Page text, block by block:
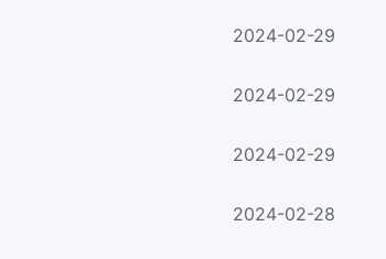
2024-02-29
2024-02-29
2024-02-29
2024-02-28